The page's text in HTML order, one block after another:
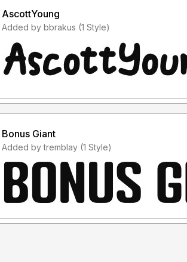
AscottYoung
Added by bbrakus (1 Style)
Bonus Giant
Added by tremblay (1 Style)